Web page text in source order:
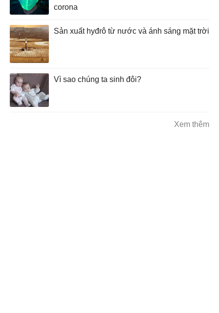
corona
Sản xuất hyđrô từ nước và ánh sáng mặt trời
Vì sao chúng ta sinh đôi?
Xem thêm